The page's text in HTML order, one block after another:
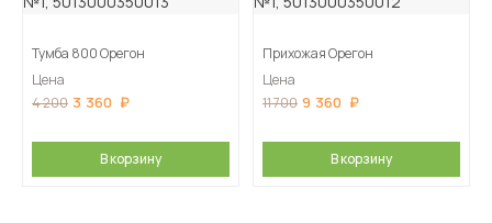
Тумба 800 Орегон
Цена
4 200 3 360
В корзину
Прихожая Орегон
Цена
11 700 9 360
В корзину